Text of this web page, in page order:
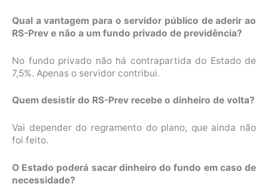
Qual a vantagem para o servidor público de aderir ao
RS-Prev e não a um fundo privado de previdência?
No fundo privado não há contrapartida do Estado de
7,5%. Apenas o servidor contribui.
Quem desistir do RS-Prev recebe o dinheiro de volta?
Vai depender do regramento do plano, que ainda não
foi feito.
O Estado poderá sacar dinheiro do fundo em caso de
necessidade?